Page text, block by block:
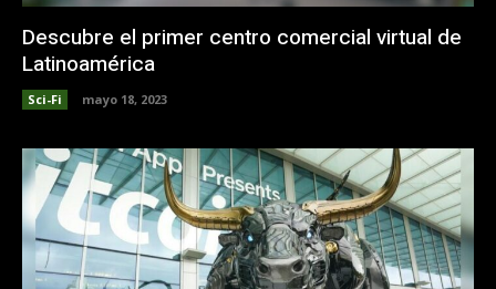
Descubre el primer centro comercial virtual de
Latinoamérica
Sci-Fi mayo 18, 2023